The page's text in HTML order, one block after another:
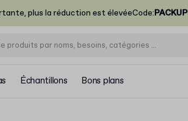
plus la réduction est élevéeCode:PACKUP
Échantillons Bons plans